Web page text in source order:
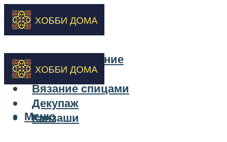
Бисероплетение
Вышивка
Вязание спицами
Декупаж
Канзаши
Меню